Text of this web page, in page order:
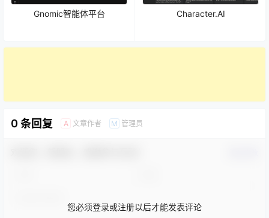
Gnomic智能体平台 Character.AI
0 条回复 A 文章作者 M 管理员
您必须登录或注册以后才能发表评论